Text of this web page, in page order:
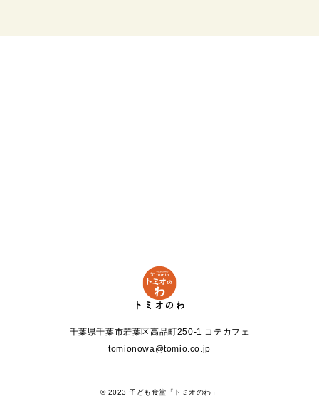
トミオのわ
千葉県千葉市若葉区高品町250-1 コテカフェ
tomionowa@tomio.co.jp
© 2023 子ども食堂「トミオのわ」